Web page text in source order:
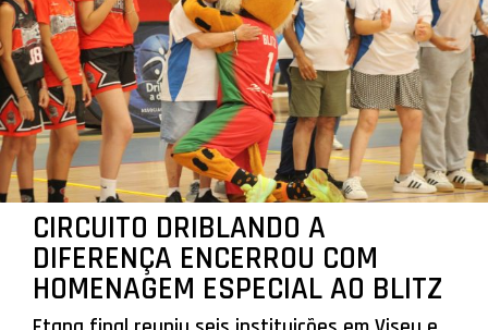
CIRCUITO DRIBLANDO A
DIFERENÇA ENCERROU COM
HOMENAGEM ESPECIAL AO BLITZ